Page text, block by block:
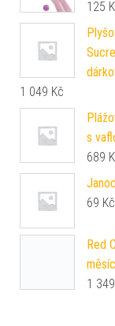
125
1 049 Kč
s
689
69 Kč
Red
1 349